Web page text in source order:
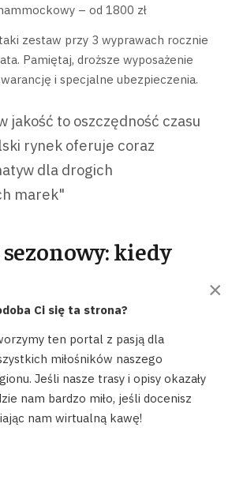
– od 1800 zł
zestaw przy 3 wyprawach rocznie
Pamiętaj, droższe wyposażenie
i specjalne ubezpieczenia.
jakość to oszczędność czasu
rynek oferuje coraz
dla drogich
marek"
kiedy
rowerową przygodę w Polsce
do pogody. Polska ma różne pory
swoje wyzwania i atuty.
optimum warunków
i 8 godzin słońca dziennie to idealne
cookies, aby ułatwić Ci korzystanie z
treści do Twoich potrzeb oraz w
Możesz określić warunki przechowywania
×
Ci się ta strona?
ten portal z pasją dla
miłośników naszego
Jeśli nasze trasy i opisy okazały
nam bardzo miło, jeśli docenisz
nam wirtualną kawę!